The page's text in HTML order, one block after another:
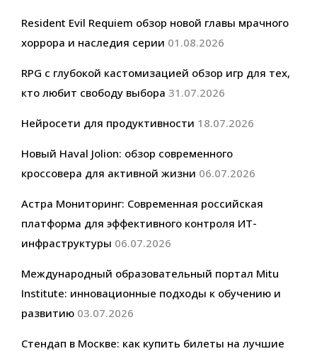
Resident Evil Requiem обзор новой главы мрачного
хоррора и наследия серии 01.08.2026
RPG с глубокой кастомизацией обзор игр для тех,
кто любит свободу выбора 31.07.2026
Нейросети для продуктивности 18.07.2026
Новый Haval Jolion: обзор современного
кроссовера для активной жизни 06.07.2026
Астра Мониторинг: Современная российская
платформа для эффективного контроля ИТ-
инфраструктуры 06.07.2026
Международный образовательный портал Mitu
Institute: инновационные подходы к обучению и
развитию 03.07.2026
Стендап в Москве: как купить билеты на лучшие